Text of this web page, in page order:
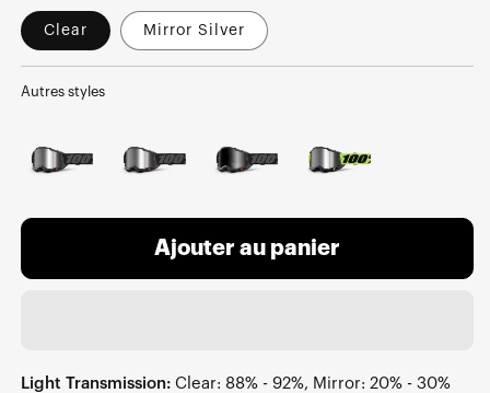
Clear Mirror Silver
Autres styles
Ajouter au panier
Light Transmission: Clear: 88% - 92%, Mirror: 20% - 30%